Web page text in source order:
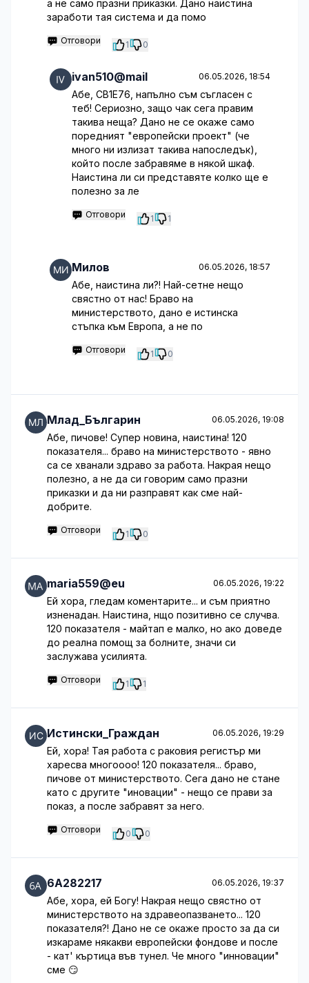
а не само празни приказки. Дано наистина
заработи тая система и да помо
Отговори 1 0
ivan510@mail 06.05.2026, 18:54
Абе, CB1E76, напълно съм съгласен с
теб! Сериозно, защо чак сега правим
такива неща? Дано не се окаже само
поредният "европейски проект" (че
много ни излизат такива напоследък),
който после забравяме в някой шкаф.
Наистина ли си представяте колко ще е
полезно за ле
Отговори 1 1
Милов 06.05.2026, 18:57
Абе, наистина ли?! Най-сетне нещо
свястно от нас! Браво на
министерството, дано е истинска
стъпка към Европа, а не по
Отговори 1 0
Млад_Българин 06.05.2026, 19:08
Абе, пичове! Супер новина, наистина! 120
показателя... браво на министерството - явно
са се хванали здраво за работа. Накрая нещо
полезно, а не да си говорим само празни
приказки и да ни разправят как сме най-
добрите.
Отговори 1 0
maria559@eu 06.05.2026, 19:22
Ей хора, гледам коментарите... и съм приятно
изненадан. Наистина, нщо позитивно се случва.
120 показателя - майтап е малко, но ако доведе
до реална помощ за болните, значи си
заслужава усилията.
Отговори 1 1
Истински_Граждан 06.05.2026, 19:29
Ей, хора! Тая работа с раковия регистър ми
харесва многоооо! 120 показателя... браво,
пичове от министерството. Сега дано не стане
като с другите "иновации" - нещо се прави за
показ, а после забравят за него.
Отговори 0 0
6A282217 06.05.2026, 19:37
Абе, хора, ей Богу! Накрая нещо свястно от
министерството на здравеопазването... 120
показателя?! Дано не се окаже просто за да си
изкараме някакви европейски фондове и после
- кат' къртица във тунел. Че много "инновации"
сме 😏